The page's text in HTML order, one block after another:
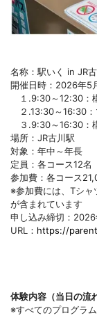
名称：駅いく in JR
開催日時：2026年5
１.9:30～12:30：
２.13:30～16:30：
３.9:30～16:30：
場所：JR古川駅
対象：年中～年長
定員：各コース12名
参加費：各コース
※参加費には、Tシャ
が含まれています
申し込み締切：
URL： https://
体験内容（当日の流
※すべてのプログラ